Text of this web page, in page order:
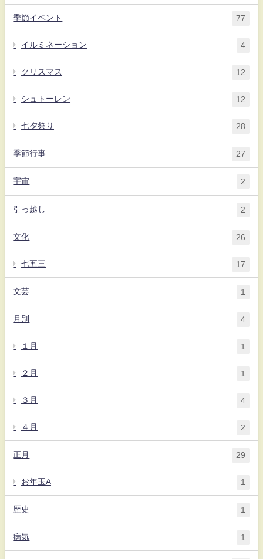
季節イベント 77
イルミネーション 4
クリスマス 12
シュトーレン 12
七夕祭り 28
季節行事 27
宇宙 2
引っ越し 2
文化 26
七五三 17
文芸 1
月別 4
１月 1
２月 1
３月 4
４月 2
正月 29
お年玉A 1
歴史 1
病気 1